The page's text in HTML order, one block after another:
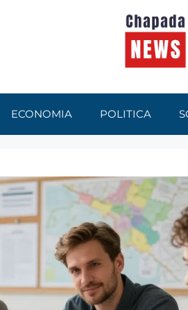
ECONOMIA POLITICA